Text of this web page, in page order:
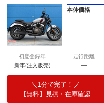
本体価格
初度登録年
新車(注文販売)
走行距離
―
1分で完了！
【無料】見積・在庫確認